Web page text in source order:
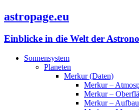
astropage.eu
Einblicke in die Welt der
Sonnensystem
Planeten
Merkur (Daten)
Merkur –
Merkur –
Merkur – Aufbau